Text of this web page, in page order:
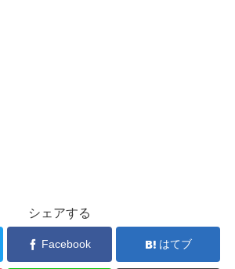
シェアする
Facebook はてブ